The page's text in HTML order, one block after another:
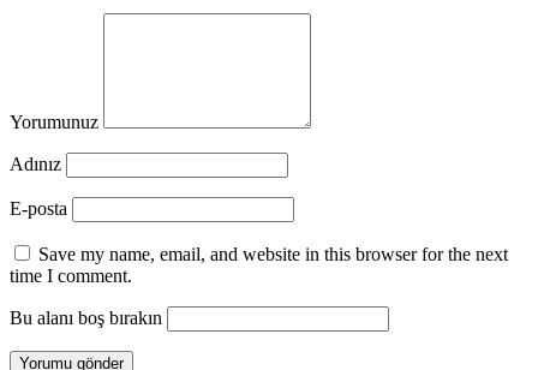
Yorumunuz
Adınız
E-posta
Save my name, email, and website in this browser for the next
time I comment.
Bu alanı boş bırakın